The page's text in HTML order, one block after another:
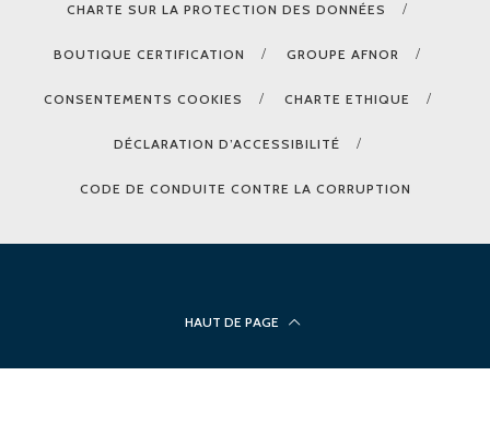
CHARTE SUR LA PROTECTION DES DONNÉES
BOUTIQUE CERTIFICATION GROUPE AFNOR
CONSENTEMENTS COOKIES CHARTE ETHIQUE
DÉCLARATION D’ACCESSIBILITÉ
CODE DE CONDUITE CONTRE LA CORRUPTION
HAUT DE PAGE